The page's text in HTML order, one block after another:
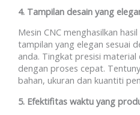
4. Tampilan desain yang
Mesin CNC menghasilkan
tampilan yang elegan sesuai
anda. Tingkat presisi
dengan proses cepat.
bahan, ukuran dan kuantiti
5. Efektifitas waktu yang